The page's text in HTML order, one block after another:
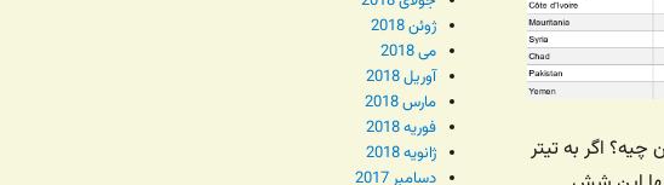
اگر به تیتر
ژوئن 2018
می 2018
آوریل 2018
مارس 2018
فوریه 2018
ژانویه 2018
دسامبر 2017